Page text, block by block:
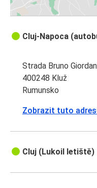
Cluj-Napoca
Strada Bruno
400248 Kluž
Rumunsko
Zobrazit tuto
Cluj (Lukoil letiště)